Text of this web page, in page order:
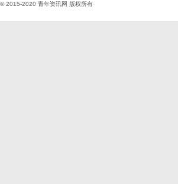
© 2015-2020 青年资讯网 版权所有